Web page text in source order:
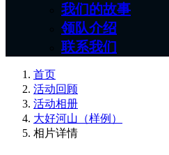
我们的故事
领队介绍
联系我们
首页
活动回顾
活动相册
大好河山（样例）
相片详情